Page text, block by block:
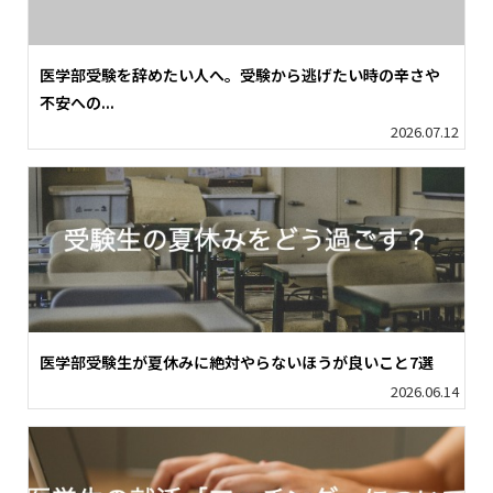
医学部受験を辞めたい人へ。受験から逃げたい時の辛さや
不安への...
2026.07.12
医学部受験生が夏休みに絶対やらないほうが良いこと7選
2026.06.14